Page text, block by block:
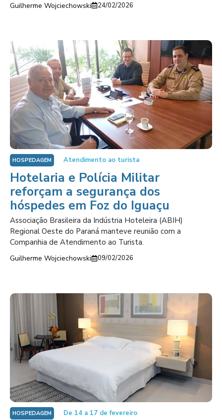
Guilherme Wojciechowski 24/02/2026
HOSPEDAGEM Atendimento ao turista
Hotelaria e Polícia Militar
reforçam a segurança dos
hóspedes em Foz do Iguaçu
Associação Brasileira da Indústria Hoteleira (ABIH)
Regional Oeste do Paraná manteve reunião com a
Companhia de Atendimento ao Turista.
Guilherme Wojciechowski 09/02/2026
HOSPEDAGEM De 14 a 17 de fevereiro